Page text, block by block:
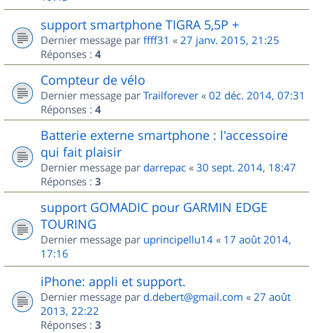
support smartphone TIGRA 5,5P +
Dernier message par ffff31 « 27 janv. 2015, 21:25
Réponses : 4
Compteur de vélo
Dernier message par Trailforever « 02 déc. 2014, 07:31
Réponses : 4
Batterie externe smartphone : l'accessoire
qui fait plaisir
Dernier message par darrepac « 30 sept. 2014, 18:47
Réponses : 3
support GOMADIC pour GARMIN EDGE
TOURING
Dernier message par uprincipellu14 « 17 août 2014,
17:16
iPhone: appli et support.
Dernier message par d.debert@gmail.com « 27 août
2013, 22:22
Réponses : 3